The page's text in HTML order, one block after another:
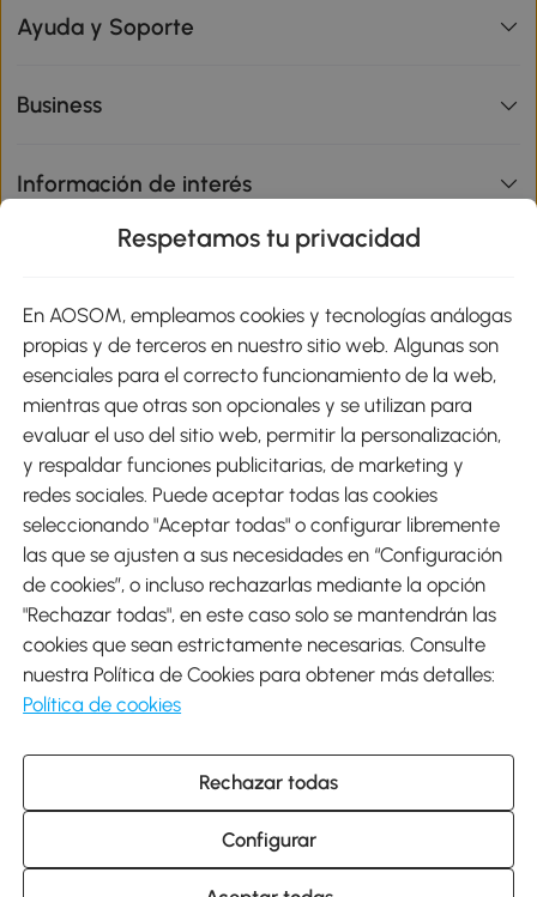
Ayuda y Soporte
Business
Información de interés
Métodos de Pago
Envíos
Descargar Aosom App
Google Play
931 29 45 12 (L-V de 8:30 a 17:30h)
atencioncliente@aosom.es
C/ Roc Gros, nº 15. 08550 Els Hostalets de Balenyà (Barcelona),
España
Respetamos tu privacidad
En AOSOM, empleamos cookies y tecnologías análogas
propias y de terceros en nuestro sitio web. Algunas son
esenciales para el correcto funcionamiento de la web,
mientras que otras son opcionales y se utilizan para
evaluar el uso del sitio web, permitir la personalización,
y respaldar funciones publicitarias, de marketing y
redes sociales. Puede aceptar todas las cookies
seleccionando "Aceptar todas" o configurar libremente
las que se ajusten a sus necesidades en “Configuración
de cookies”, o incluso rechazarlas mediante la opción
"Rechazar todas", en este caso solo se mantendrán las
cookies que sean estrictamente necesarias. Consulte
nuestra Política de Cookies para obtener más detalles:
Política de cookies
Rechazar todas
Configurar